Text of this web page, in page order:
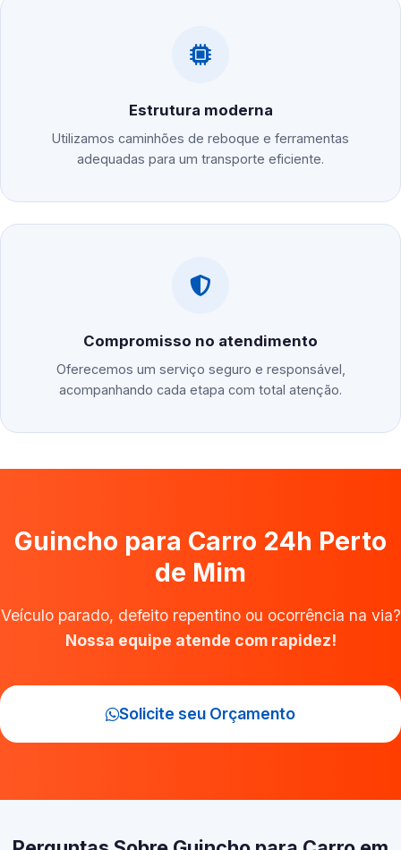
Estrutura moderna
Utilizamos caminhões de reboque e ferramentas
adequadas para um transporte eficiente.
Compromisso no atendimento
Oferecemos um serviço seguro e responsável,
acompanhando cada etapa com total atenção.
Guincho para Carro 24h Perto
de Mim
Veículo parado, defeito repentino ou ocorrência na via?
Nossa equipe atende com rapidez!
Solicite seu Orçamento